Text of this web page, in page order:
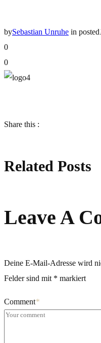
bySebastian Unruhe in posted
0
0
Share this :
Related Posts
Leave A
Deine E-Mail-Adresse wird
Felder sind mit * markiert
Comment*